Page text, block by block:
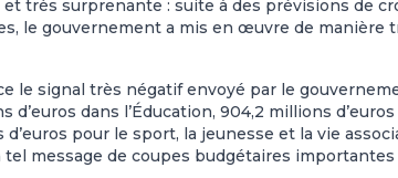
et très surprenante : suite à des prévisions de
le gouvernement a mis en œuvre de manière
le signal très négatif envoyé par le
d’euros dans l’Éducation, 904,2 millions
pour le sport, la jeunesse et la vie
message de coupes budgétaires importantes